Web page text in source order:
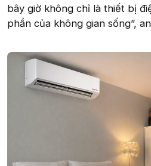
bây giờ không chỉ là thiết bị
phần của không gian sống”,